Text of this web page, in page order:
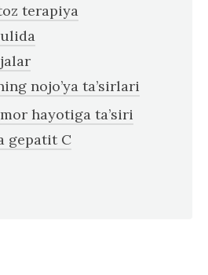
terapiya
nojo’ya ta’sirlari
hayotiga ta’siri
gepatit C